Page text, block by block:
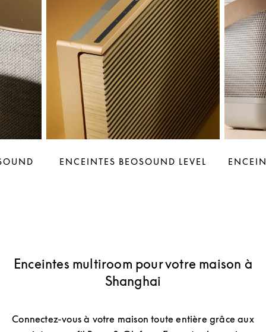
ENCEINTES BEOSOUND LEVEL
Enceintes multiroom pour votre maison à
Shanghai
Connectez-vous à votre maison toute entière grâce aux